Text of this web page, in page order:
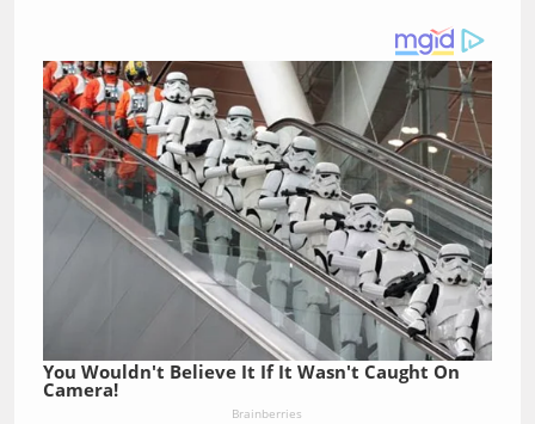
You Wouldn't Believe It If It Wasn't Caught On
Camera!
Brainberries